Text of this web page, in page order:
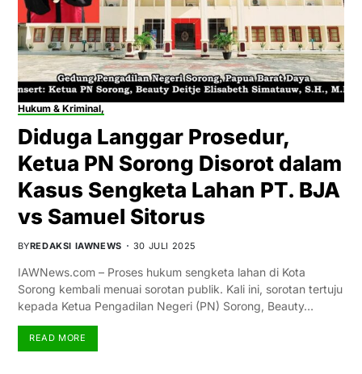
Hukum & Kriminal,
Diduga Langgar Prosedur,
Ketua PN Sorong Disorot dalam
Kasus Sengketa Lahan PT. BJA
vs Samuel Sitorus
BYREDAKSI IAWNEWS 30 JULI 2025
IAWNews.com – Proses hukum sengketa lahan di Kota
Sorong kembali menuai sorotan publik. Kali ini, sorotan tertuju
kepada Ketua Pengadilan Negeri (PN) Sorong, Beauty…
READ MORE